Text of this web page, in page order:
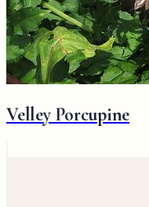
Velley Porcupine